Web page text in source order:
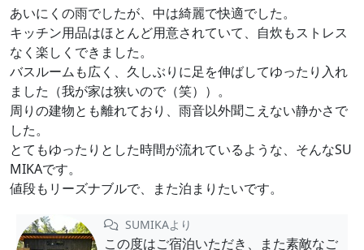
あいにくの雨でしたが、中は綺麗で快適でした。
キッチン用品はほとんど用意されていて、自炊もストレス
なく楽しくできました。
バスルームも広く、久しぶりに足を伸ばしてゆったり入れ
ました（我が家は狭いので（笑））。
周りの建物とも離れており、雨音以外聞こえない静かさで
した。
とてもゆったりとした時間が流れているような、そんなSU
MIKAです。
値段もリーズナブルで、また泊まりたいです。
SUMIKAより
この度はご宿泊いただき、また素敵なご